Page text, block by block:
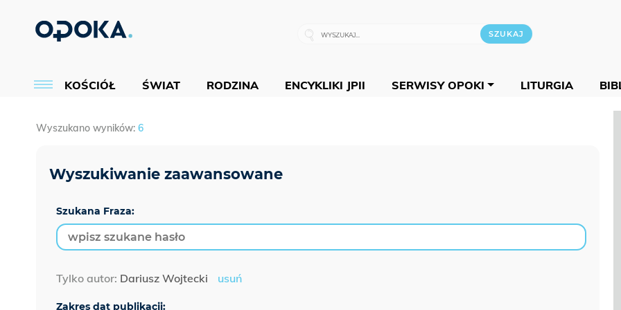
KOŚCIÓŁ ŚWIAT RODZINA ENCYKLIKI JPII SERWISY OPOKI LITURGIA
Wyszukano wyników: 6
Szukana Fraza:
Tylko autor: Dariusz Wojtecki usuń